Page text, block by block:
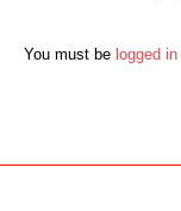
You must be logged in